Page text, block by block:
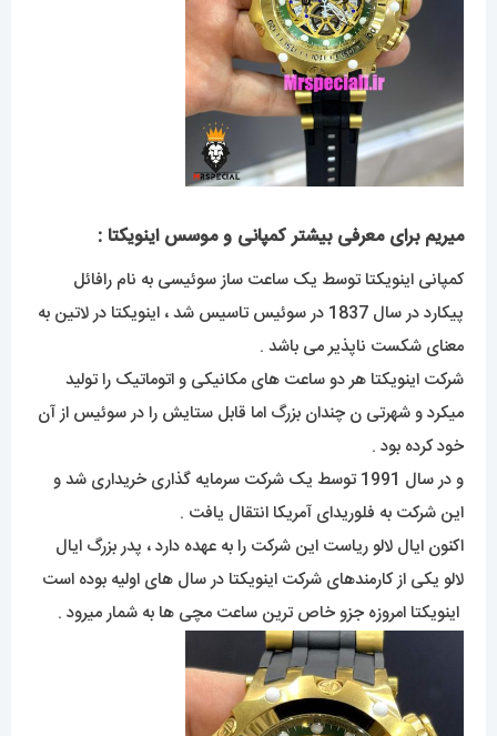
میریم برای معرفی بیشتر کمپانی و موسس اینویکتا :
کمپانی اینویکتا توسط یک ساعت ساز سوئیسی به نام رافائل
پیکارد در سال 1837 در سوئیس تاسیس شد ، اینویکتا در لاتین به
معنای شکست ناپذیر می باشد .
شرکت اینویکتا هر دو ساعت های مکانیکی و اتوماتیک را تولید
میکرد و شهرتی ن چندان بزرگ اما قابل ستایش را در سوئیس از آن
خود کرده بود .
و در سال 1991 توسط یک شرکت سرمایه گذاری خریداری شد و
این شرکت به فلوریدای آمریکا انتقال یافت .
اکنون ایال لالو ریاست این شرکت را به عهده دارد ، پدر بزرگ ایال
لالو یکی از کارمندهای شرکت اینویکتا در سال های اولیه بوده است
اینویکتا امروزه جزو خاص ترین ساعت مچی ها به شمار میرود .